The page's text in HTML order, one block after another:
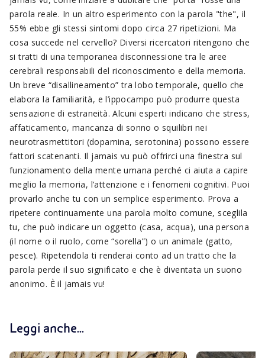
parola reale. In un altro esperimento con la parola "the", il
55% ebbe gli stessi sintomi dopo circa 27 ripetizioni. Ma
cosa succede nel cervello? Diversi ricercatori ritengono che
si tratti di una temporanea disconnessione tra le aree
cerebrali responsabili del riconoscimento e della memoria.
Un breve “disallineamento” tra lobo temporale, quello che
elabora la familiarità, e l’ippocampo può produrre questa
sensazione di estraneità. Alcuni esperti indicano che stress,
affaticamento, mancanza di sonno o squilibri nei
neurotrasmettitori (dopamina, serotonina) possono essere
fattori scatenanti. Il jamais vu può offrirci una finestra sul
funzionamento della mente umana perché ci aiuta a capire
meglio la memoria, l’attenzione e i fenomeni cognitivi. Puoi
provarlo anche tu con un semplice esperimento. Prova a
ripetere continuamente una parola molto comune, sceglila
tu, che può indicare un oggetto (casa, acqua), una persona
(il nome o il ruolo, come “sorella”) o un animale (gatto,
pesce). Ripetendola ti renderai conto ad un tratto che la
parola perde il suo significato e che è diventata un suono
anonimo. È il jamais vu!
Leggi anche...